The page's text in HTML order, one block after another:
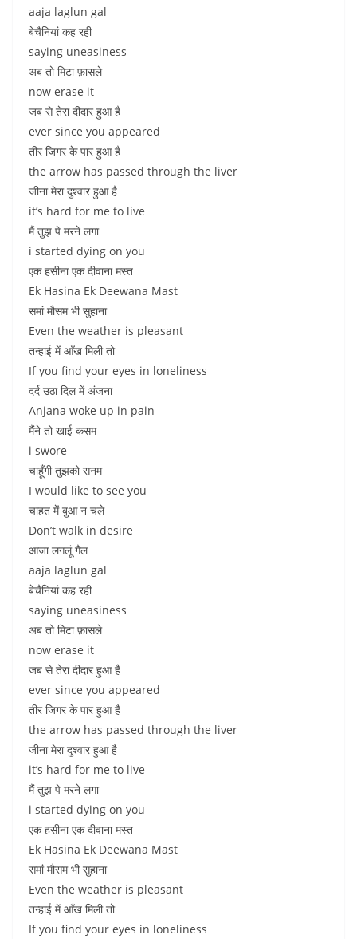
aaja laglun gal
बेचैनियां कह रही
saying uneasiness
अब तो मिटा फ़ासले
now erase it
जब से तेरा दीदार हुआ है
ever since you appeared
तीर जिगर के पार हुआ है
the arrow has passed through the liver
जीना मेरा दुश्वार हुआ है
it’s hard for me to live
मैं तुझ पे मरने लगा
i started dying on you
एक हसीना एक दीवाना मस्त
Ek Hasina Ek Deewana Mast
समां मौसम भी सुहाना
Even the weather is pleasant
तन्हाई में आँख मिली तो
If you find your eyes in loneliness
दर्द उठा दिल में अंजना
Anjana woke up in pain
मैंने तो खाई कसम
i swore
चाहूँगी तुझको सनम
I would like to see you
चाहत में बुआ न चले
Don’t walk in desire
आजा लगलूं गैल
aaja laglun gal
बेचैनियां कह रही
saying uneasiness
अब तो मिटा फ़ासले
now erase it
जब से तेरा दीदार हुआ है
ever since you appeared
तीर जिगर के पार हुआ है
the arrow has passed through the liver
जीना मेरा दुश्वार हुआ है
it’s hard for me to live
मैं तुझ पे मरने लगा
i started dying on you
एक हसीना एक दीवाना मस्त
Ek Hasina Ek Deewana Mast
समां मौसम भी सुहाना
Even the weather is pleasant
तन्हाई में आँख मिली तो
If you find your eyes in loneliness